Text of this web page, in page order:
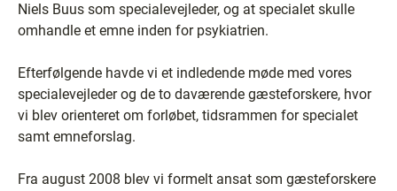
Niels Buus som specialevejleder, og at specialet skulle
omhandle et emne inden for psykiatrien.
Efterfølgende havde vi et indledende møde med vores
specialevejleder og de to daværende gæsteforskere, hvor
vi blev orienteret om forløbet, tidsrammen for specialet
samt emneforslag.
Fra august 2008 blev vi formelt ansat som gæsteforskere